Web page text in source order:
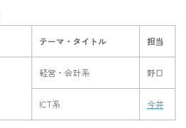
テーマ・タイトル 担当
経営・会計系 野口
ICT系 今井